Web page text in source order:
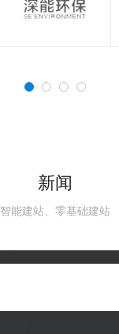
新闻
智能建站、零基础建站